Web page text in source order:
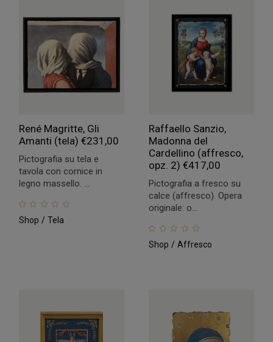
René Magritte, Gli
Amanti (tela)€231,00
Pictografia su tela e
tavola con cornice in
legno massello. ...
Shop Tela
Raffaello Sanzio,
Madonna del
Cardellino (affresco,
opz. 2) €417,00
Pictografia a fresco su
calce (affresco). Opera
originale: o...
Shop Affresco